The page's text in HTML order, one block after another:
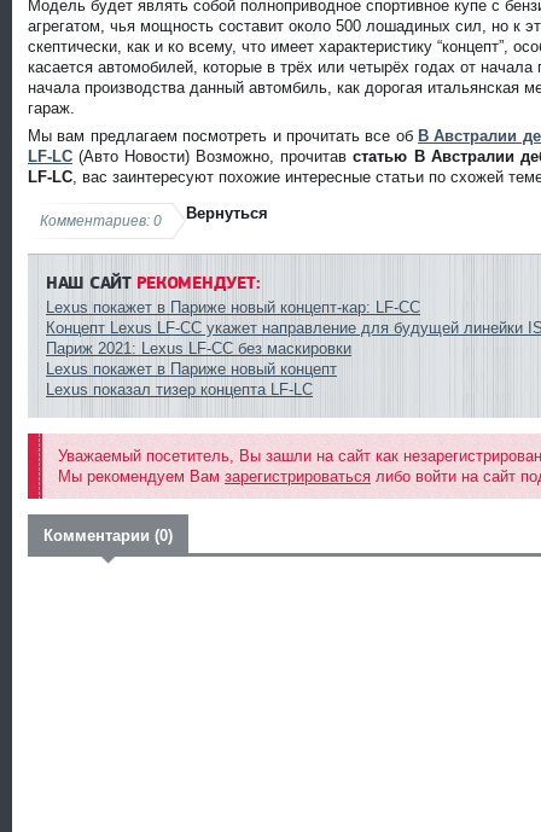
Модель будет являть собой полноприводное спортивное купе с
агрегатом, чья мощность составит около 500 лошадиных сил, но к
скептически, как и ко всему, что имеет характеристику “концепт”,
касается автомобилей, которые в трёх или четырёх годах от
начала производства данный автомбиль, как дорогая итальянская
гараж.
Мы вам предлагаем посмотреть и прочитать все обВ Австралии
LF-LC (Авто Новости) Возможно, прочитавстатью В Австралии
LF-LC , вас заинтересуют похожие интересные статьи по схожей
Вернуться
Комментариев: 0
НАШ САЙТРЕКОМЕНДУЕТ:
Lexus покажет в Париже новый концепт-кар: LF-CC
Концепт Lexus LF-CC укажет направление для будущей линейки
Париж 2021: Lexus LF-CC без маскировки
Lexus покажет в Париже новый концепт
Lexus показал тизер концепта LF-LC
Уважаемый посетитель, Вы зашли на сайт как
Мы рекомендуем Вам зарегистрироваться либо войти на сайт
Комментарии (0)